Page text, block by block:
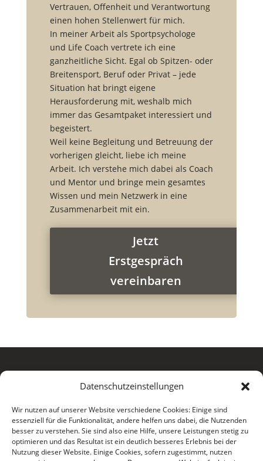
Datenschutzeinstellungen
Wir nutzen auf unserer Website verschiedene Cookies: Einige sind
essenziell für die Funktionalität, andere helfen uns dabei, die Nutzenden
besser zu verstehen. Sie sind also eine Hilfe, unsere Leistungen stetig zu
optimieren und das Resultat ist ein deutlich besseres Erlebnis bei der
Nutzung dieser Website. Einige Cookies, sofern zugestimmt, nutzen
Vertrauen, Offenheit und Verantwortung
einen hohen Stellenwert für mich.
In meiner Arbeit als Sportpsychologe
und Life Coach vertrete ich eine
ganzheitliche Sicht. Egal ob Spitzen- oder
Breitensport, Beruf oder Privat – jede
Situation hat bringt eigene
Herausforderung mit, weshalb mich
immer das Gesamtpaket interessiert und
begeistert.
Weil keine Begleitung und Betreuung der
vorherigen gleicht, liebe ich meine
Arbeit. Ich verstehe mich dabei als Coach
und Mentor und bringe mein gesamtes
Wissen und mein Netzwerk in eine
Zusammenarbeit mit ein.
Jetzt
Erstgespräch
vereinbaren
 +49 (0) 177 465 84 19
 hallo@renepaasch.com